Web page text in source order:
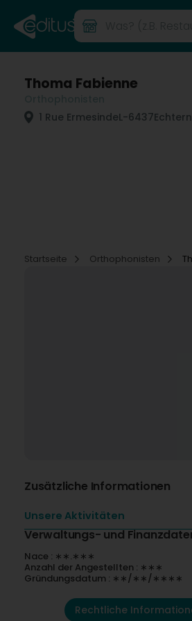
Thoma Fabienne
1 Rue ErmesindeL-6437
Startseite
Orthophonisten
Zusätzliche Informationen
Unsere Aktivitäten
Verwaltungs- und
Nace : ∗∗.∗∗∗
Anzahl der Angestellten : ∗∗∗
Gründungsdatum : ∗∗/∗∗/∗∗∗∗
Rechtliche